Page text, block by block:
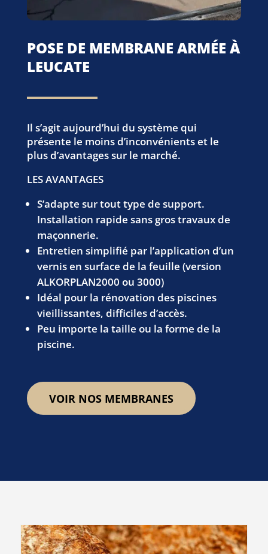
POSE DE MEMBRANE ARMÉE À
LEUCATE
Il s’agit aujourd’hui du système qui
présente le moins d’inconvénients et le
plus d’avantages sur le marché.
LES AVANTAGES
S’adapte sur tout type de support.
Installation rapide sans gros travaux de
maçonnerie.
Entretien simplifié par l’application d’un
vernis en surface de la feuille (version
ALKORPLAN2000 ou 3000)
Idéal pour la rénovation des piscines
vieillissantes, difficiles d’accès.
Peu importe la taille ou la forme de la
piscine.
VOIR NOS MEMBRANES